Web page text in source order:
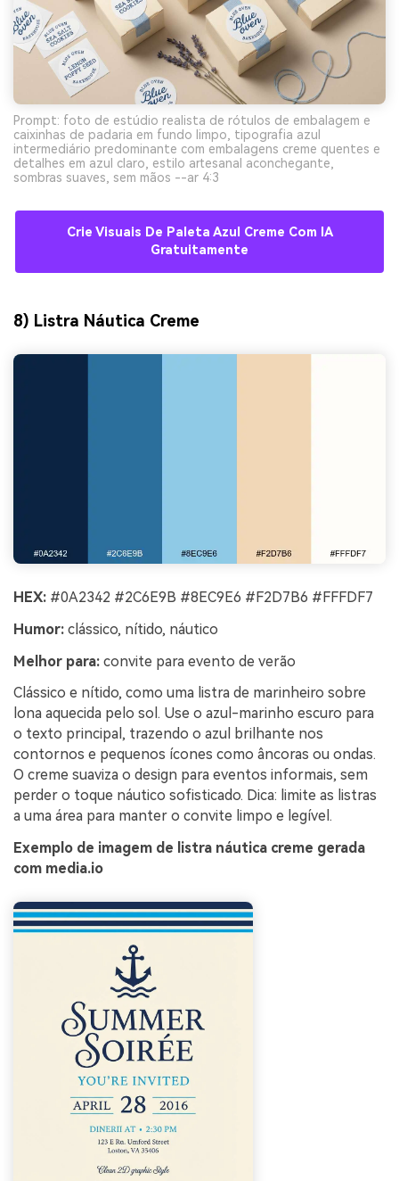
Prompt: foto de estúdio realista de rótulos de embalagem e
caixinhas de padaria em fundo limpo, tipografia azul
intermediário predominante com embalagens creme quentes e
detalhes em azul claro, estilo artesanal aconchegante,
sombras suaves, sem mãos --ar 4:3
Crie Visuais De Paleta Azul Creme Com IA
Gratuitamente
8) Listra Náutica Creme
HEX: #0A2342 #2C6E9B #8EC9E6 #F2D7B6 #FFFDF7
Humor: clássico, nítido, náutico
Melhor para: convite para evento de verão
Clássico e nítido, como uma listra de marinheiro sobre
lona aquecida pelo sol. Use o azul-marinho escuro para
o texto principal, trazendo o azul brilhante nos
contornos e pequenos ícones como âncoras ou ondas.
O creme suaviza o design para eventos informais, sem
perder o toque náutico sofisticado. Dica: limite as listras
a uma área para manter o convite limpo e legível.
Exemplo de imagem de listra náutica creme gerada
com media.io